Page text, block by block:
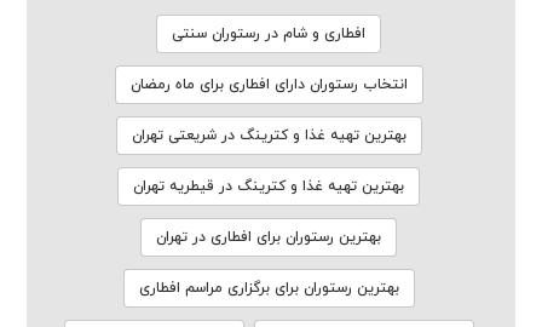
افطاری و شام در رستوران سنتی
انتخاب رستوران دارای افطاری برای ماه رمضان
بهترین تهیه غذا و کترینگ در شریعتی تهران
بهترین تهیه غذا و کترینگ در قیطریه تهران
بهترین رستوران برای افطاری در تهران
بهترین رستوران برای برگزاری مراسم افطاری